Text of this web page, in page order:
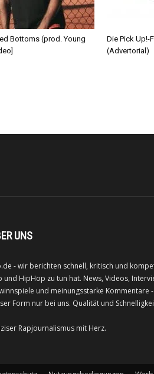
Bottoms (prod. Young
Die Pick Up!-
(Advertorial)
UNS
- wir berichten schnell, kritisch und
und HipHop zu tun hat. News, Videos,
und meinungsstarke Kommentare
Form nur bei uns. Qualität und
Rapjournalismus mit Herz.